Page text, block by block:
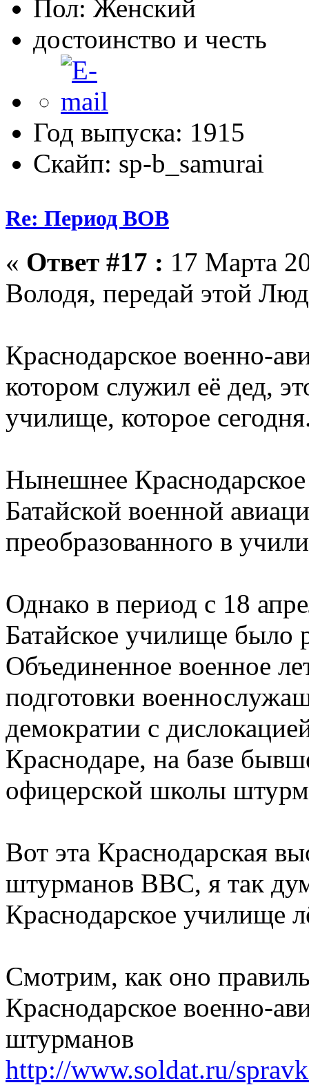
Пол:
достоинство и честь
Год выпуска: 1915
Скайп: sp-b_samurai
Re: Период ВОВ
« Ответ #17 : 17 Марта
Володя, передай этой
Краснодарское военно-
котором служил её дед,
училище, которое
Нынешнее
Батайской военной
преобразованного в
Однако в период с 18
Батайское училище было
Объединенное военное
подготовки
демократии с
Краснодаре, на базе
офицерской школы
Вот эта Краснодарская
штурманов ВВС, я так
Краснодарское училище
Смотрим, как оно
Краснодарское военно-
штурманов
http://www.soldat.ru/